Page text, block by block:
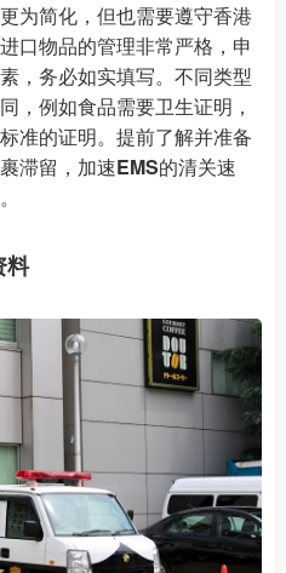
为简化，但也需要遵守香港
口物品的管理非常严格，申
，务必如实填写。不同类型
，例如食品需要卫生证明，
准的证明。提前了解并准备
滞留，加速EMS的清关速
料